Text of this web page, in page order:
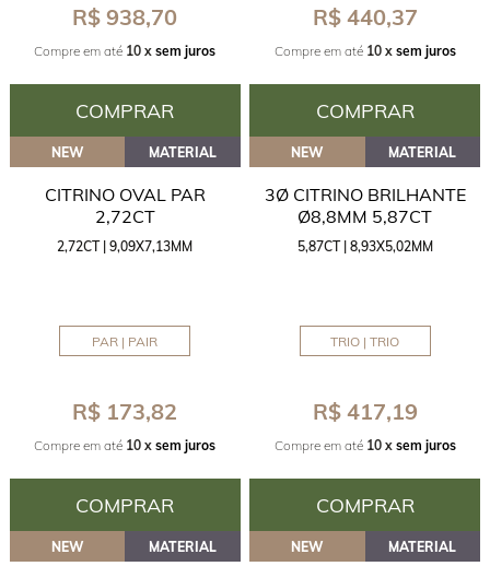
R$ 938,70
Compre em até 10 x sem juros
COMPRAR
R$ 440,37
Compre em até 10 x sem juros
COMPRAR
NEW MATERIAL
CITRINO OVAL PAR
2,72CT
2,72CT | 9,09X7,13MM
PAR | PAIR
R$ 173,82
Compre em até 10 x sem juros
COMPRAR
NEW MATERIAL
3Ø CITRINO BRILHANTE
Ø8,8MM 5,87CT
5,87CT | 8,93X5,02MM
TRIO | TRIO
R$ 417,19
Compre em até 10 x sem juros
COMPRAR
NEW MATERIAL NEW MATERIAL